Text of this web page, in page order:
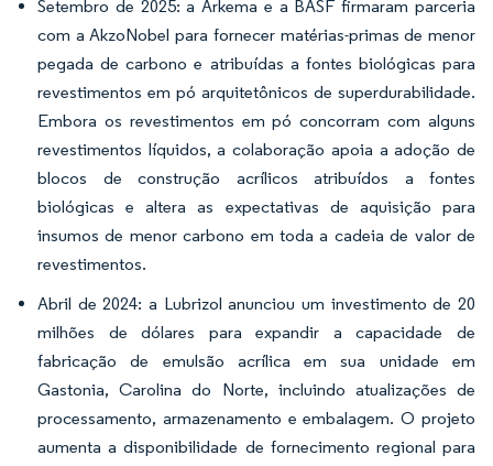
Setembro de 2025: a Arkema e a BASF firmaram parceria
com a AkzoNobel para fornecer matérias-primas de menor
pegada de carbono e atribuídas a fontes biológicas para
revestimentos em pó arquitetônicos de superdurabilidade.
Embora os revestimentos em pó concorram com alguns
revestimentos líquidos, a colaboração apoia a adoção de
blocos de construção acrílicos atribuídos a fontes
biológicas e altera as expectativas de aquisição para
insumos de menor carbono em toda a cadeia de valor de
revestimentos.
Abril de 2024: a Lubrizol anunciou um investimento de 20
milhões de dólares para expandir a capacidade de
fabricação de emulsão acrílica em sua unidade em
Gastonia, Carolina do Norte, incluindo atualizações de
processamento, armazenamento e embalagem. O projeto
aumenta a disponibilidade de fornecimento regional para